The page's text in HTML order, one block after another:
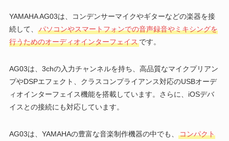
YAMAHA AG03は、コンデンサーマイクやギターなどの楽器を接
続して、
パソコンやスマートフォンでの音声録音やミキシングを
行うためのオーディオインターフェイスです。
AG03は、3chの入力チャンネルを持ち、高品質なマイクプリアン
プやDSPエフェクト、クラスコンプライアンス対応のUSBオーデ
ィオインターフェイス機能を搭載しています。さらに、iOSデバ
イスとの接続にも対応しています。
AG03は、YAMAHAの豊富な音楽制作機器の中でも、
コンパクト